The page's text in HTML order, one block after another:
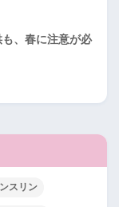
、春に注意が必
スリン